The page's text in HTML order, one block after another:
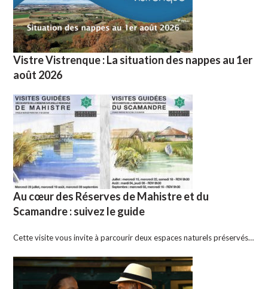
Vistre Vistrenque : La situation des nappes au 1er
août 2026
Au cœur des Réserves de Mahistre et du
Scamandre : suivez le guide
Cette visite vous invite à parcourir deux espaces naturels préservés…